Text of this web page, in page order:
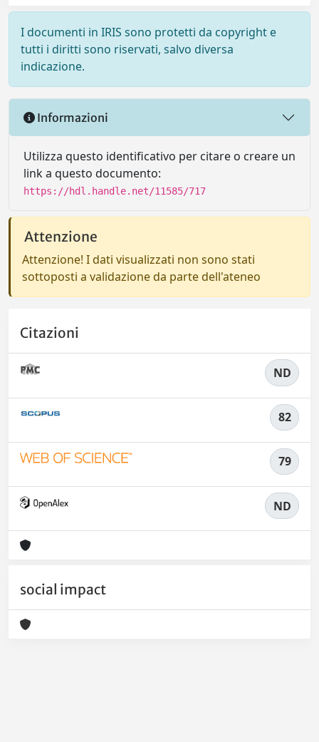
I documenti in IRIS sono protetti da copyright e
tutti i diritti sono riservati, salvo diversa
indicazione.
Informazioni
Utilizza questo identificativo per citare o creare un
link a questo documento:
https://hdl.handle.net/11585/717
Attenzione
Attenzione! I dati visualizzati non sono stati
sottoposti a validazione da parte dell'ateneo
Citazioni
ND
82
79
ND
social impact